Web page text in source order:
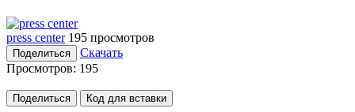
press center 195 просмотров
Поделиться
Скачать
Просмотров: 195
Поделиться Код для вставки